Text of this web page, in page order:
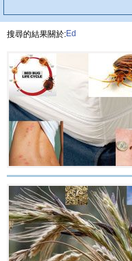
搜尋的結果關於:Ed